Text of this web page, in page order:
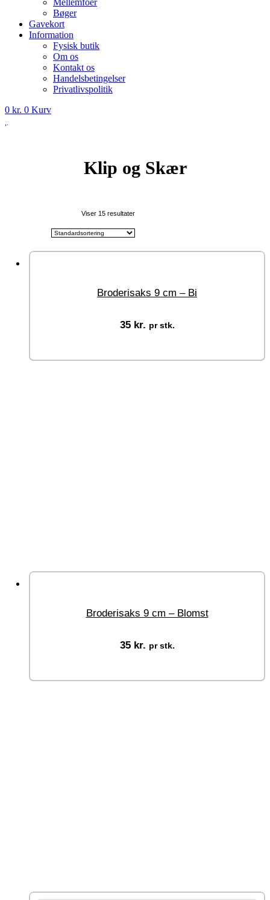
Bøger
Gavekort
Information
Fysisk butik
Om os
Kontakt os
Handelsbetingelser
Privatlivspolitik
0 kr. 0 Kurv
Klip og Skær
Viser 15 resultater
Broderisaks 9 cm – Bi
35 kr. pr stk.
Broderisaks 9 cm – Blomst
35 kr. pr stk.